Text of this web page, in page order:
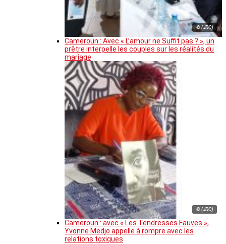
© (JDC)
Cameroun : Avec « L’amour ne Suffit pas ? », un
prêtre interpelle les couples sur les réalités du
mariage
© (JDC)
Cameroun : avec « Les Tendresses Fauves »,
Yvonne Medjo appelle à rompre avec les
relations toxiques